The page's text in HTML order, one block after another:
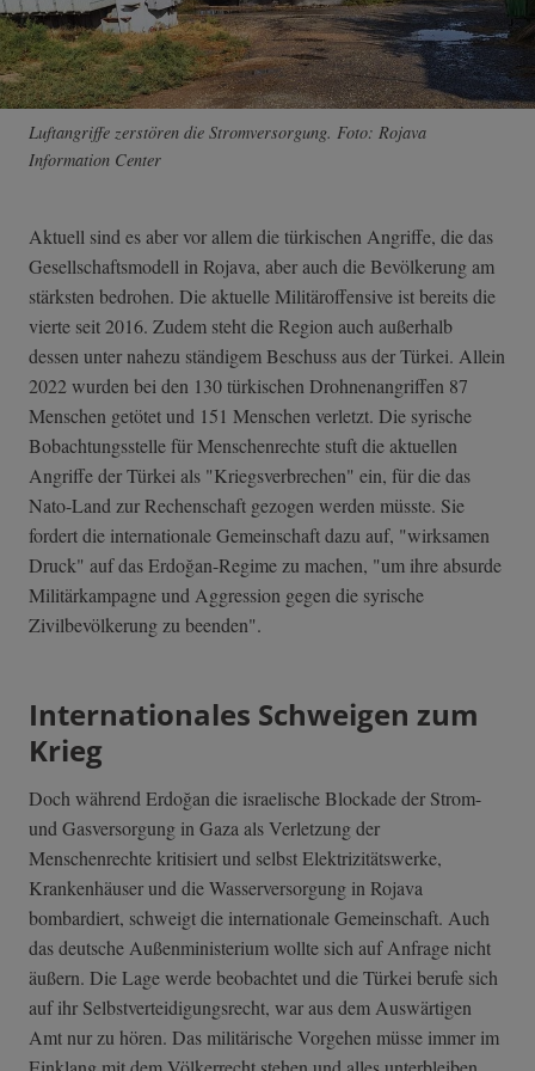
Luftangriffe zerstören die Stromversorgung. Foto: Rojava
Information Center
Aktuell sind es aber vor allem die türkischen Angriffe, die das
Gesellschaftsmodell in Rojava, aber auch die Bevölkerung am
stärksten bedrohen. Die aktuelle Militäroffensive ist bereits die
vierte seit 2016. Zudem steht die Region auch außerhalb
dessen unter nahezu ständigem Beschuss aus der Türkei. Allein
2022 wurden bei den 130 türkischen Drohnenangriffen 87
Menschen getötet und 151 Menschen verletzt. Die syrische
Bobachtungsstelle für Menschenrechte stuft die aktuellen
Angriffe der Türkei als "Kriegsverbrechen" ein, für die das
Nato-Land zur Rechenschaft gezogen werden müsste. Sie
fordert die internationale Gemeinschaft dazu auf, "wirksamen
Druck" auf das Erdoğan-Regime zu machen, "um ihre absurde
Militärkampagne und Aggression gegen die syrische
Zivilbevölkerung zu beenden".
Internationales Schweigen zum
Krieg
Doch während Erdoğan die israelische Blockade der Strom-
und Gasversorgung in Gaza als Verletzung der
Menschenrechte kritisiert und selbst Elektrizitätswerke,
Krankenhäuser und die Wasserversorgung in Rojava
bombardiert, schweigt die internationale Gemeinschaft. Auch
das deutsche Außenministerium wollte sich auf Anfrage nicht
äußern. Die Lage werde beobachtet und die Türkei berufe sich
auf ihr Selbstverteidigungsrecht, war aus dem Auswärtigen
Amt nur zu hören. Das militärische Vorgehen müsse immer im